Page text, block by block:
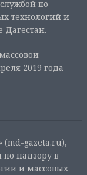
по
технологий и
2019 года
(md-gazeta.ru),
надзору в
и массовых